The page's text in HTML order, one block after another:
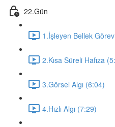
22.Gün
1.İşleyen Bellek
2.Kısa Süreli Hafıza
3.Görsel Algı (6:04)
4.Hızlı Algı (7:29)